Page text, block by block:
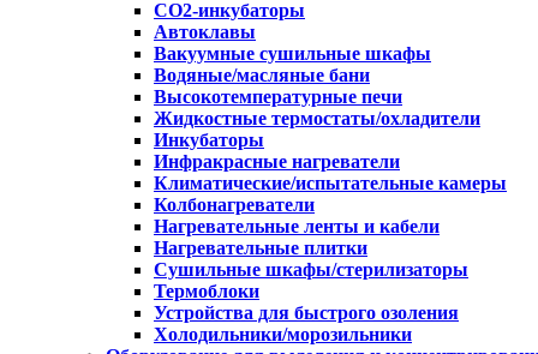
CO2-инкубаторы
Автоклавы
Вакуумные сушильные шкафы
Водяные/масляные бани
Высокотемпературные печи
Жидкостные термостаты/охладители
Инкубаторы
Инфракрасные нагреватели
Климатические/испытательные камеры
Колбонагреватели
Нагревательные ленты и кабели
Нагревательные плитки
Сушильные шкафы/стерилизаторы
Термоблоки
Устройства для быстрого озоления
Холодильники/морозильники